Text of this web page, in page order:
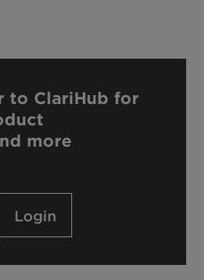
to ClariHub for
more
Login